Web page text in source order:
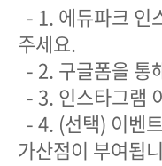
- 1. 에듀파크
주세요.
- 2. 구글폼을 통
- 3. 인스타그램
- 4. (선택) 이벤
가산점이 부여됩